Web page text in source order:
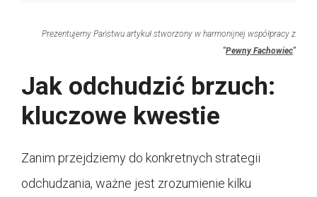
Prezentujemy Państwu artykuł stworzony w harmonijnej współpracy z
"Pewny Fachowiec"
Jak odchudzić brzuch:
kluczowe kwestie
Zanim przejdziemy do konkretnych strategii
odchudzania, ważne jest zrozumienie kilku